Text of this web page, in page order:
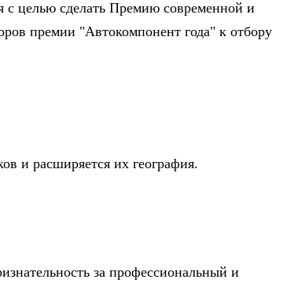
с целью сделать Премию современной и
премии "Автокомпонент года" к отбору
и расширяется их география.
за профессиональный и